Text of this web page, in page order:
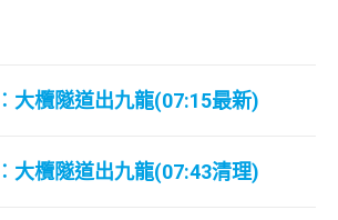
大欖隧道出九龍(07:15最新)
大欖隧道出九龍(07:43清理)